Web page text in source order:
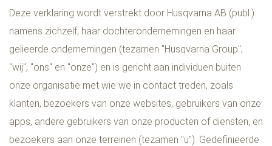
Deze verklaring wordt verstrekt door Husqvarna AB (publ.)
namens zichzelf, haar dochterondernemingen en haar
gelieerde ondernemingen (tezamen "Husqvarna Group",
"wij", "ons" en "onze") en is gericht aan individuen buiten
onze organisatie met wie we in contact treden, zoals
klanten, bezoekers van onze websites, gebruikers van onze
apps, andere gebruikers van onze producten of diensten, en
bezoekers aan onze terreinen (tezamen "u"). Gedefinieerde